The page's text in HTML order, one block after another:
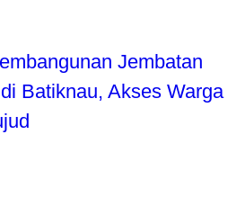
Jembatan
Batiknau, Akses Warga